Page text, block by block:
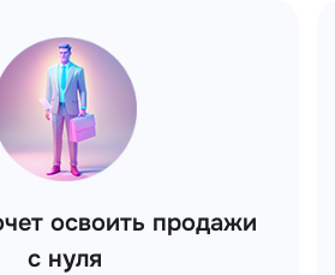
освоить продажи
с нуля